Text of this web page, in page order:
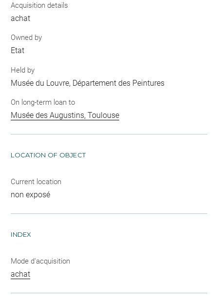
Acquisition details
achat
Owned by
Etat
Held by
Musée du Louvre, Département des Peintures
On long-term loan to
Musée des Augustins, Toulouse
LOCATION OF OBJECT
Current location
non exposé
INDEX
Mode d'acquisition
achat